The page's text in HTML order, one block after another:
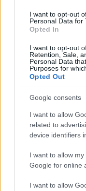
I want to opt-out
Personal Data for
Opted In
I want to opt-out
Retention, Sale,
Personal Data
Purposes for
Opted Out
Google consents
I want to allow
related to
device identifiers
I want to allow
Google for online
I want to allow
14 bemutatót
Gárdonyi Géza